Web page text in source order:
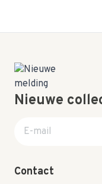
Nieuwe
E-mail adres
Contact